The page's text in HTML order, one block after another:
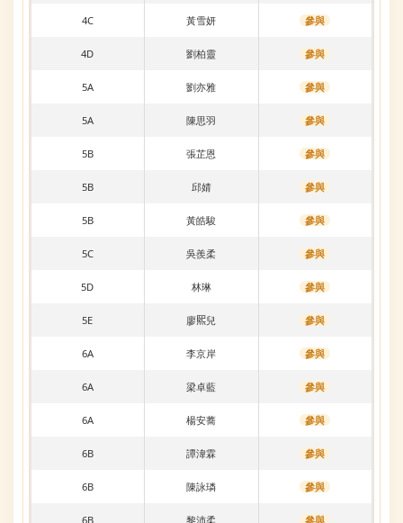
4C 黃雪妍 參與
4D 劉柏靈 參與
5A 劉亦雅 參與
5A 陳思羽 參與
5B 張芷恩 參與
5B 邱婧 參與
5B 黃皓駿 參與
5C 吳羨柔 參與
5D 林琳 參與
5E 廖𤋮兒 參與
6A 李京岸 參與
6A 梁卓藍 參與
6A 楊安蕎 參與
6B 譚湋霖 參與
6B 陳詠璘 參與
6B 黎沛柔 參與